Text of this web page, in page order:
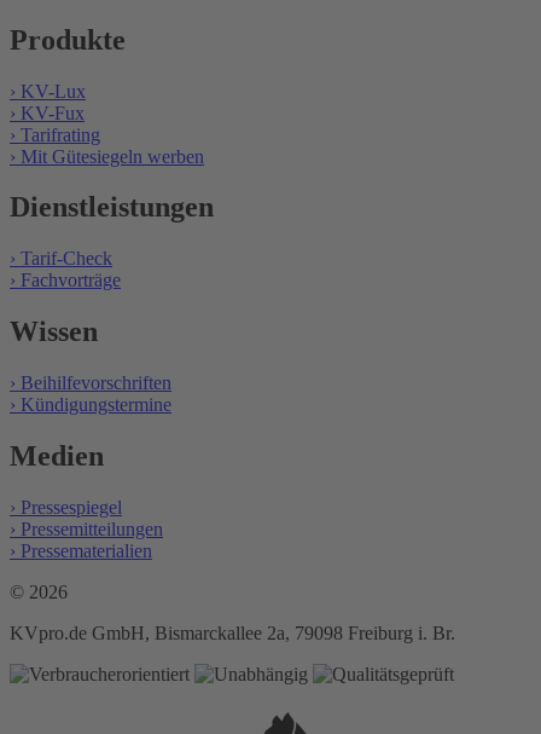
Produkte
› KV-Lux
› KV-Fux
› Tarifrating
› Mit Gütesiegeln werben
Dienstleistungen
› Tarif-Check
› Fachvorträge
Wissen
› Beihilfevorschriften
› Kündigungstermine
Medien
› Pressespiegel
› Pressemitteilungen
› Pressematerialien
© 2026
KVpro.de GmbH, Bismarckallee 2a, 79098 Freiburg i. Br.